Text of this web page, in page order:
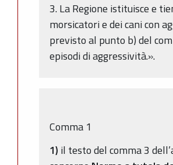
3. La Regione istituisce e
morsicatori e dei cani con
previsto al punto b) del
episodi di aggressività.».
Comma 1
1) il testo del comma 3